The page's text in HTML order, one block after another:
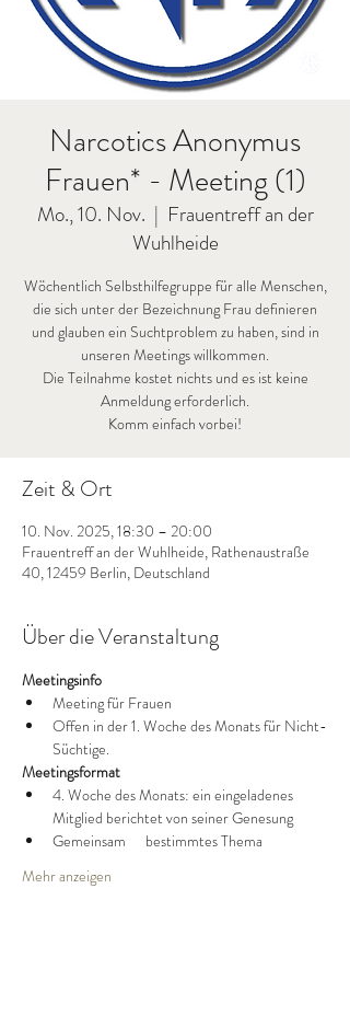
Narcotics Anonymus
Frauen* - Meeting (1)
Mo., 10. Nov.
  |
Frauentreff an der
Wuhlheide
Wöchentlich Selbsthilfegruppe für alle Menschen,
die sich unter der Bezeichnung Frau definieren
und glauben ein Suchtproblem zu haben, sind in
unseren Meetings willkommen.
Die Teilnahme kostet nichts und es ist keine
Anmeldung erforderlich.
Komm einfach vorbei!
Zeit & Ort
10. Nov. 2025, 18:30 – 20:00
Frauentreff an der Wuhlheide, Rathenaustraße
40, 12459 Berlin, Deutschland
Über die Veranstaltung
Meetingsinfo
Meeting für Frauen
Offen in der 1. Woche des Monats für Nicht-
Süchtige.
Meetingsformat
4. Woche des Monats: ein eingeladenes
Mitglied berichtet von seiner Genesung
Gemeinsam      bestimmtes Thema
Mehr anzeigen